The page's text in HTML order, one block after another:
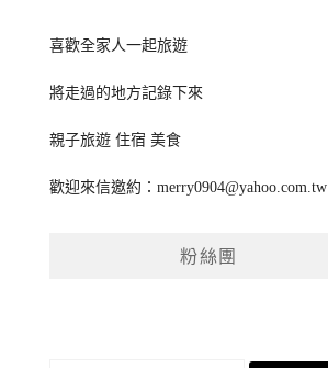
喜歡全家人一起旅遊
將走過的地方記錄下來
親子旅遊 住宿 美食
歡迎來信邀約：merry0904@yahoo.com.tw
粉絲團